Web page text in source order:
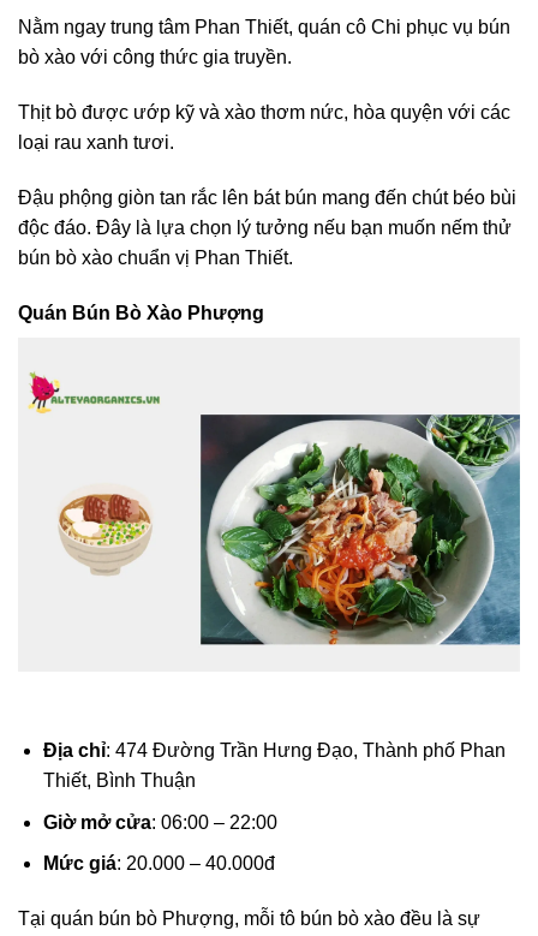
Nằm ngay trung tâm Phan Thiết, quán cô Chi phục vụ bún
bò xào với công thức gia truyền.
Thịt bò được ướp kỹ và xào thơm nức, hòa quyện với các
loại rau xanh tươi.
Đậu phộng giòn tan rắc lên bát bún mang đến chút béo bùi
độc đáo. Đây là lựa chọn lý tưởng nếu bạn muốn nếm thử
bún bò xào chuẩn vị Phan Thiết.
Quán Bún Bò Xào Phượng
Địa chỉ: 474 Đường Trần Hưng Đạo, Thành phố Phan
Thiết, Bình Thuận
Giờ mở cửa: 06:00 – 22:00
Mức giá: 20.000 – 40.000đ
Tại quán bún bò Phượng, mỗi tô bún bò xào đều là sự